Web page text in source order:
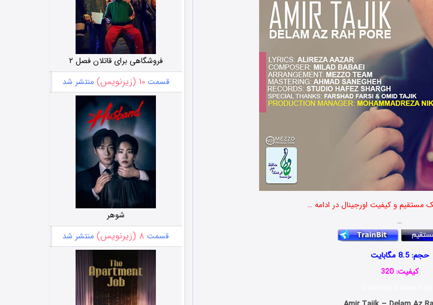
مستقیم و کیفیت اورجینال در ادامه …
…
حجم: 8.5 مگابایت
کیفیت: 320
فروشگاهی برای قاتلان فصل ۲
قسمت۱۰ (زیرنویس) منتشر شد
شوهر
قسمت ۸ (زیرنویس) منتشر شد